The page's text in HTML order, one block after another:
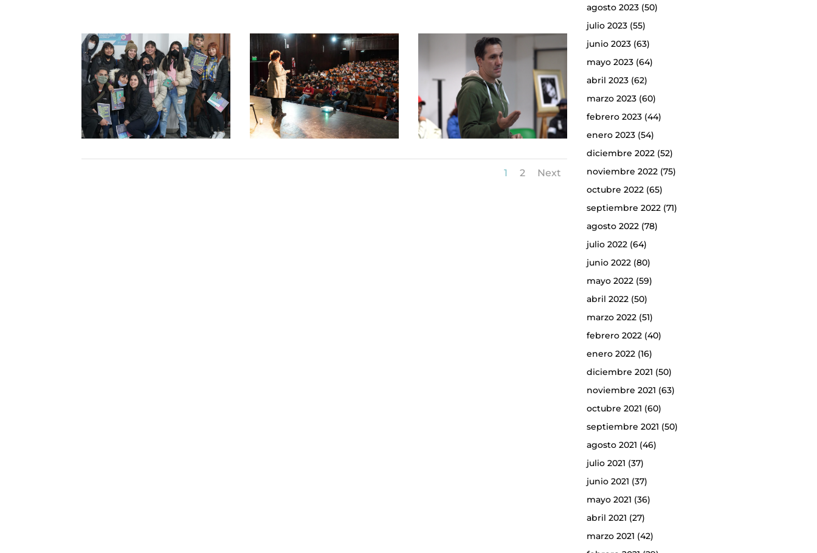
1 2 Next
agosto 2023(50)
julio 2023(55)
junio 2023(63)
mayo 2023(64)
abril 2023(62)
marzo 2023(60)
febrero 2023(44)
enero 2023(54)
diciembre 2022(52)
noviembre 2022(75)
octubre 2022(65)
septiembre 2022(71)
agosto 2022(78)
julio 2022(64)
junio 2022(80)
mayo 2022(59)
abril 2022(50)
marzo 2022(51)
febrero 2022(40)
enero 2022(16)
diciembre 2021 (50)
noviembre 2021 (63)
octubre 2021 (60)
septiembre 2021 (50)
agosto 2021 (46)
julio 2021 (37)
junio 2021 (37)
mayo 2021 (36)
abril 2021 (27)
marzo 2021 (42)